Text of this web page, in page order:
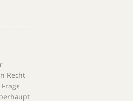
Recht